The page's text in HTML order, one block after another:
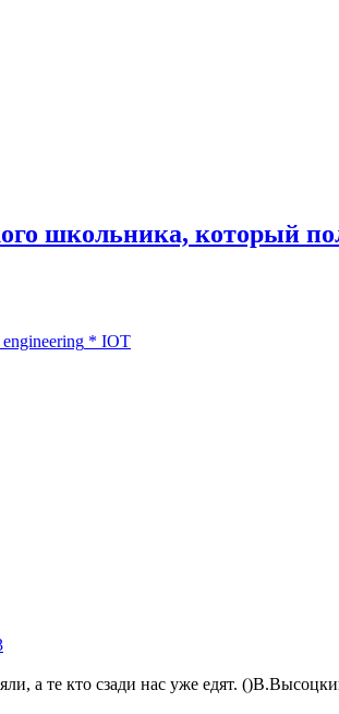
школьника, который
engineering * IOT
а те кто сзади нас уже едят.